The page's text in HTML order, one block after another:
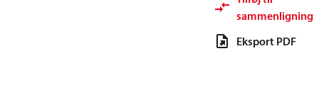
sammenligning
Eksport PDF